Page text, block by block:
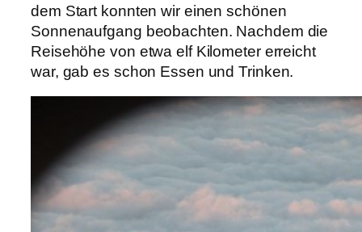
dem Start konnten wir einen schönen
Sonnenaufgang beobachten. Nachdem die
Reisehöhe von etwa elf Kilometer erreicht
war, gab es schon Essen und Trinken.